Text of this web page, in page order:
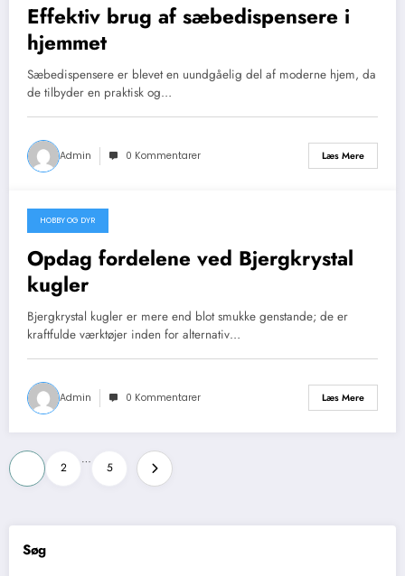
Effektiv brug af sæbedispensere i
hjemmet
Sæbedispensere er blevet en uundgåelig del af moderne hjem, da
de tilbyder en praktisk og…
Admin 0 Kommentarer Læs Mere
marts 23, 2026
HOBBY OG DYR
Opdag fordelene ved Bjergkrystal
kugler
Bjergkrystal kugler er mere end blot smukke genstande; de er
kraftfulde værktøjer inden for alternativ…
Admin 0 Kommentarer Læs Mere
Indlægsinddeling
2
…
5
Søg